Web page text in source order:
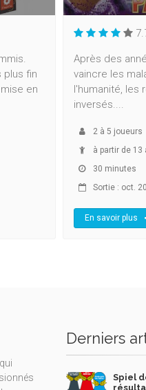
plus fin
en
Après des
vaincre les
l'humanité, les
inversés....
2 à 5 joueurs
à partir de 13
30 minutes
Sortie : oct.
En savoir plus
Derniers
Spiel